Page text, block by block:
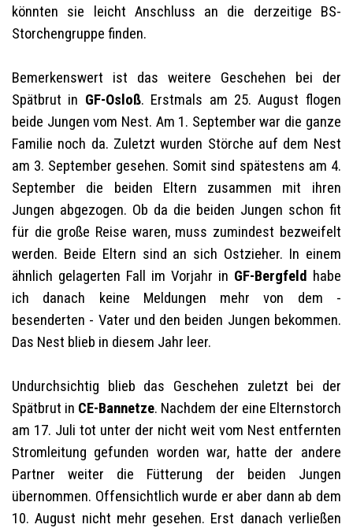
könnten sie leicht Anschluss an die derzeitige BS-
Storchengruppe finden.
Bemerkenswert ist das weitere Geschehen bei der
Spätbrut in GF-Osloß. Erstmals am 25. August flogen
beide Jungen vom Nest. Am 1. September war die ganze
Familie noch da. Zuletzt wurden Störche auf dem Nest
am 3. September gesehen. Somit sind spätestens am 4.
September die beiden Eltern zusammen mit ihren
Jungen abgezogen. Ob da die beiden Jungen schon fit
für die große Reise waren, muss zumindest bezweifelt
werden. Beide Eltern sind an sich Ostzieher. In einem
ähnlich gelagerten Fall im Vorjahr in GF-Bergfeld habe
ich danach keine Meldungen mehr von dem -
besenderten - Vater und den beiden Jungen bekommen.
Das Nest blieb in diesem Jahr leer.
Undurchsichtig blieb das Geschehen zuletzt bei der
Spätbrut in CE-Bannetze. Nachdem der eine Elternstorch
am 17. Juli tot unter der nicht weit vom Nest entfernten
Stromleitung gefunden worden war, hatte der andere
Partner weiter die Fütterung der beiden Jungen
übernommen. Offensichtlich wurde er aber dann ab dem
10. August nicht mehr gesehen. Erst danach verließen